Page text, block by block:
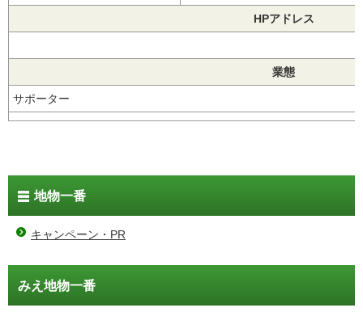
HPアドレス
業態
サポーター
地物一番
キャンペーン・PR
みえ地物一番